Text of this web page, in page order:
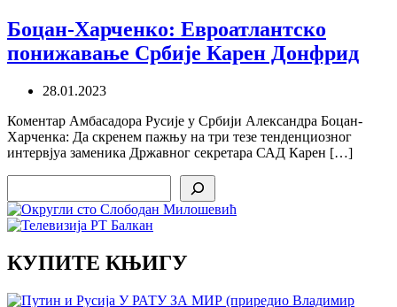
Боцан-Харченко: Евроатлантско
понижавање Србије Карен Донфрид
28.01.2023
Коментар Амбасадора Русије у Србији Александра Боцан-
Харченка: Да скренем пажњу на три тезе тенденциозног
интервјуа заменика Државног секретара САД Карен […]
КУПИТЕ КЊИГУ